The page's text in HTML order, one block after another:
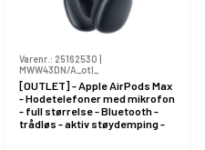
Varenr.: 25162530 |
MWW43DN/A_otl_
[OUTLET] - Apple AirPods Max
- Hodetelefoner med mikrofon
- full størrelse - Bluetooth -
trådløs - aktiv støydemping -